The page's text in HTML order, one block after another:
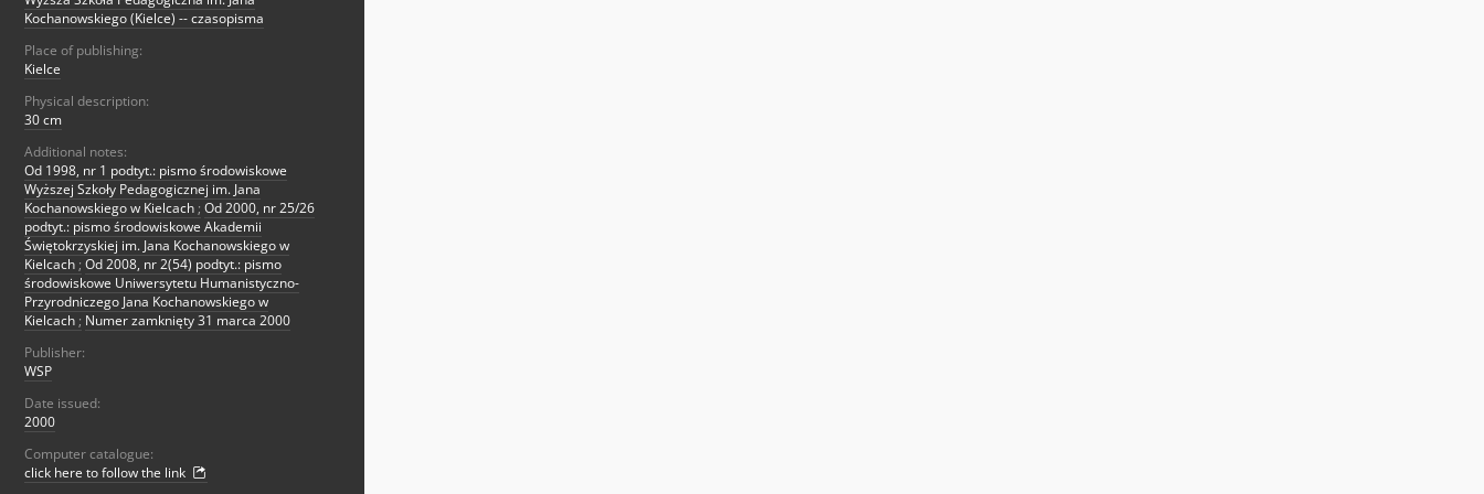
Kochanowskiego (Kielce) -- czasopisma
Place of publishing:
Kielce
Physical description:
30 cm
Additional notes:
Od 1998, nr 1 podtyt.: pismo środowiskowe
Wyższej Szkoły Pedagogicznej im. Jana
Kochanowskiego w Kielcach ; Od 2000, nr 25/26
podtyt.: pismo środowiskowe Akademii
Świętokrzyskiej im. Jana Kochanowskiego w
Kielcach ; Od 2008, nr 2(54) podtyt.: pismo
środowiskowe Uniwersytetu Humanistyczno-
Przyrodniczego Jana Kochanowskiego w
Kielcach ; Numer zamknięty 31 marca 2000
Publisher:
WSP
Date issued:
2000
Computer catalogue:
click here to follow the link